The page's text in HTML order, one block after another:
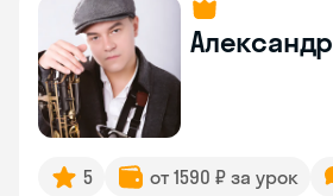
Александр
5 от 1590 ₽ за урок